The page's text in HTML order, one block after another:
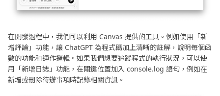
在開發過程中，我們可以利用 Canvas 提供的工具。例如使用「新
增評論」功能，讓 ChatGPT 為程式碼加上清晰的註解，說明每個函
數的功能和運作邏輯。如果我們想要追蹤程式的執行狀況，可以使
用「新增日誌」功能，在關鍵位置加入 console.log 語句，例如在
新增或刪除待辦事項時記錄相關資訊。